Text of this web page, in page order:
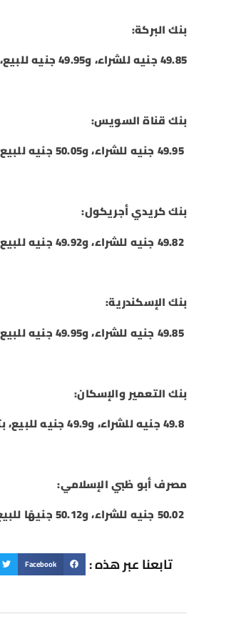
بنك البركة:
49.85 جنيه للشراء، و49.95 جنيه للبيع، بتراجع 15 قرشًا للشراء والبيع.
بنك قناة السويس:
49.95 جنيه للشراء، و50.05 جنيه للبيع، بتراجع 20 قرشًا للشراء والبيع.
بنك كريدي أجريكول:
49.82 جنيه للشراء، و49.92 جنيه للبيع، بتراجع 18 قرشًا للشراء والبيع.
بنك الإسكندرية:
49.85 جنيه للشراء، و49.95 جنيه للبيع، بتراجع 15 قرشًا للشراء والبيع.
بنك التعمير والإسكان:
49.8 جنيه للشراء، و49.9 جنيه للبيع، بتراجع 12 قرشًا للشراء والبيع.
مصرف أبو ظبي الإسلامي:
50.02 جنيه للشراء، و50.12 جنيهًا للبيع، بتراجع 9 قروش للشراء والبيع.
تابعنا عبر هذه : Facebook